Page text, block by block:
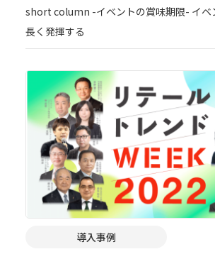
short column -イベントの賞味期限- イベ
長く発揮する
導入事例